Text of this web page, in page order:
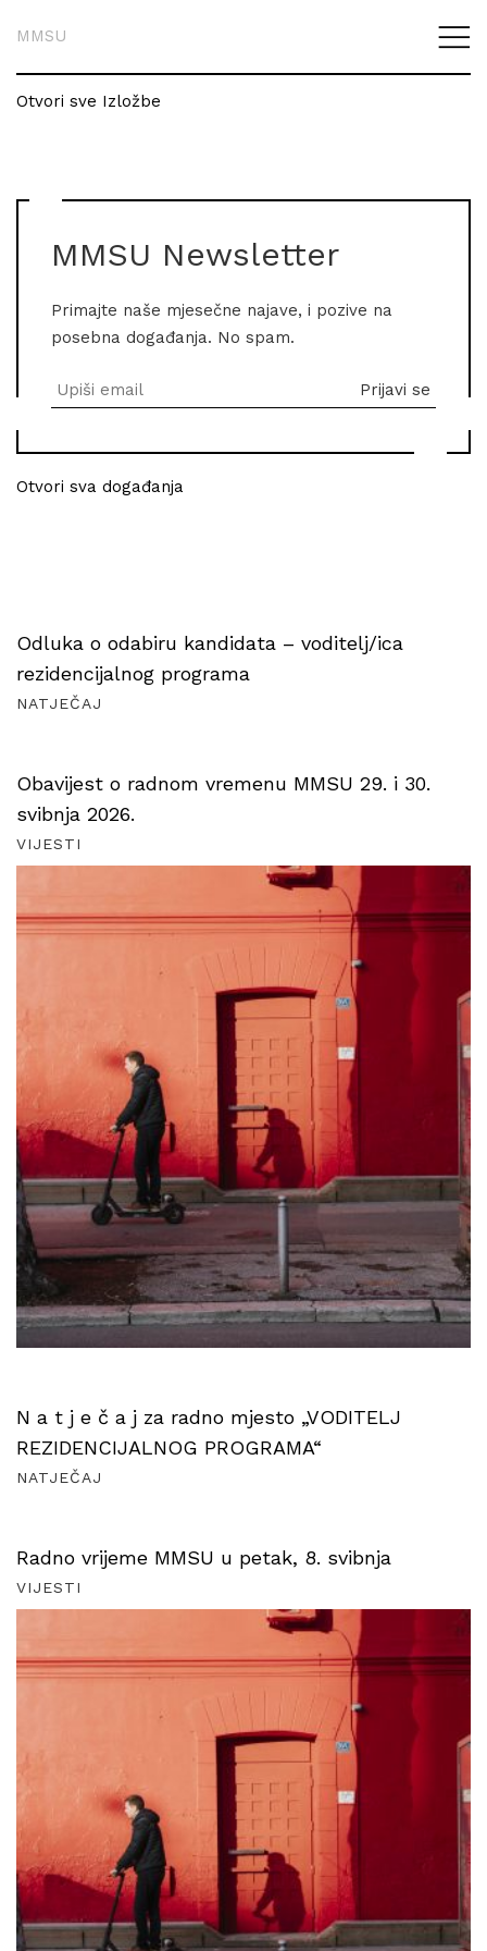
MMSU
Otvori sve Izložbe
MMSU Newsletter
Primajte naše mjesečne najave, i pozive na
posebna događanja. No spam.
Otvori sva događanja
Odluka o odabiru kandidata – voditelj/ica
rezidencijalnog programa
NATJEČAJ
Obavijest o radnom vremenu MMSU 29. i 30.
svibnja 2026.
VIJESTI
N a t j e č a j za radno mjesto „VODITELJ
REZIDENCIJALNOG PROGRAMA“
NATJEČAJ
Radno vrijeme MMSU u petak, 8. svibnja
VIJESTI